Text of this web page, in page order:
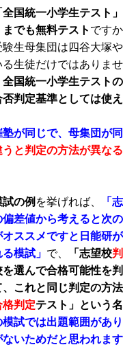
全国統一小学生テスト
でも無料テスト です
生母集団は四谷大塚
生徒だけではありま
国統一小学生テストの
判定基準としては使え
塾が同じで、母集団が
と判定の方法が異な
の例 を挙げれば、 「
差値から考えると次
ススメですと日能研
る模試 」 で、 「志望校
選んで合格可能性を
これと同じ判定の方法
格判定テスト」という
試では出題範囲があ
いためだと思われます